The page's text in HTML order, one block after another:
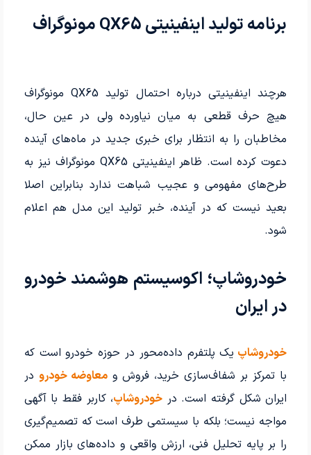
برنامه تولید اینفینیتی QX65 مونوگراف
هرچند اینفینیتی درباره احتمال تولید QX65 مونوگراف
هیچ حرف قطعی به میان نیاورده ولی در عین حال،
مخاطبان را به انتظار برای خبری جدید در ماه‌های آینده
دعوت کرده است. ظاهر اینفینیتی QX65 مونوگراف نیز به
طرح‌های مفهومی و عجیب شباهت ندارد بنابراین اصلا
بعید نیست که در آینده، خبر تولید این مدل هم اعلام
شود.
خودروشاپ؛ اکوسیستم هوشمند خودرو
در ایران
خودروشاپ یک پلتفرم داده‌محور در حوزه خودرو است که
با تمرکز بر شفاف‌سازی خرید، فروش ومعاوضه خودرو در
ایران شکل گرفته است. در خودروشاپ، کاربر فقط با آگهی
مواجه نیست؛ بلکه با سیستمی طرف است که تصمیم‌گیری
را بر پایه تحلیل فنی، ارزش واقعی و داده‌های بازار ممکن